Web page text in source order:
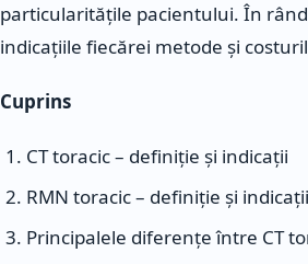
particularitățile pacientului. În
indicațiile fiecărei metode și
Cuprins
CT toracic – definiție și indicații
RMN toracic – definiție și indicații
Principalele diferențe între CT